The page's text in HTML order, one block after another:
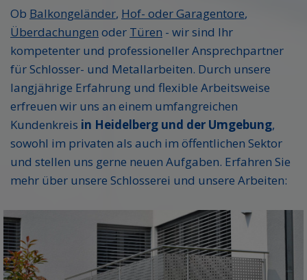
Ob Balkongeländer, Hof- oder Garagentore,
Überdachungen oder Türen - wir sind Ihr
kompetenter und professioneller Ansprechpartner
für Schlosser- und Metallarbeiten. Durch unsere
langjährige Erfahrung und flexible Arbeitsweise
erfreuen wir uns an einem umfangreichen
Kundenkreis in Heidelberg und der Umgebung,
sowohl im privaten als auch im öffentlichen Sektor
und stellen uns gerne neuen Aufgaben. Erfahren Sie
mehr über unsere Schlosserei und unsere Arbeiten: